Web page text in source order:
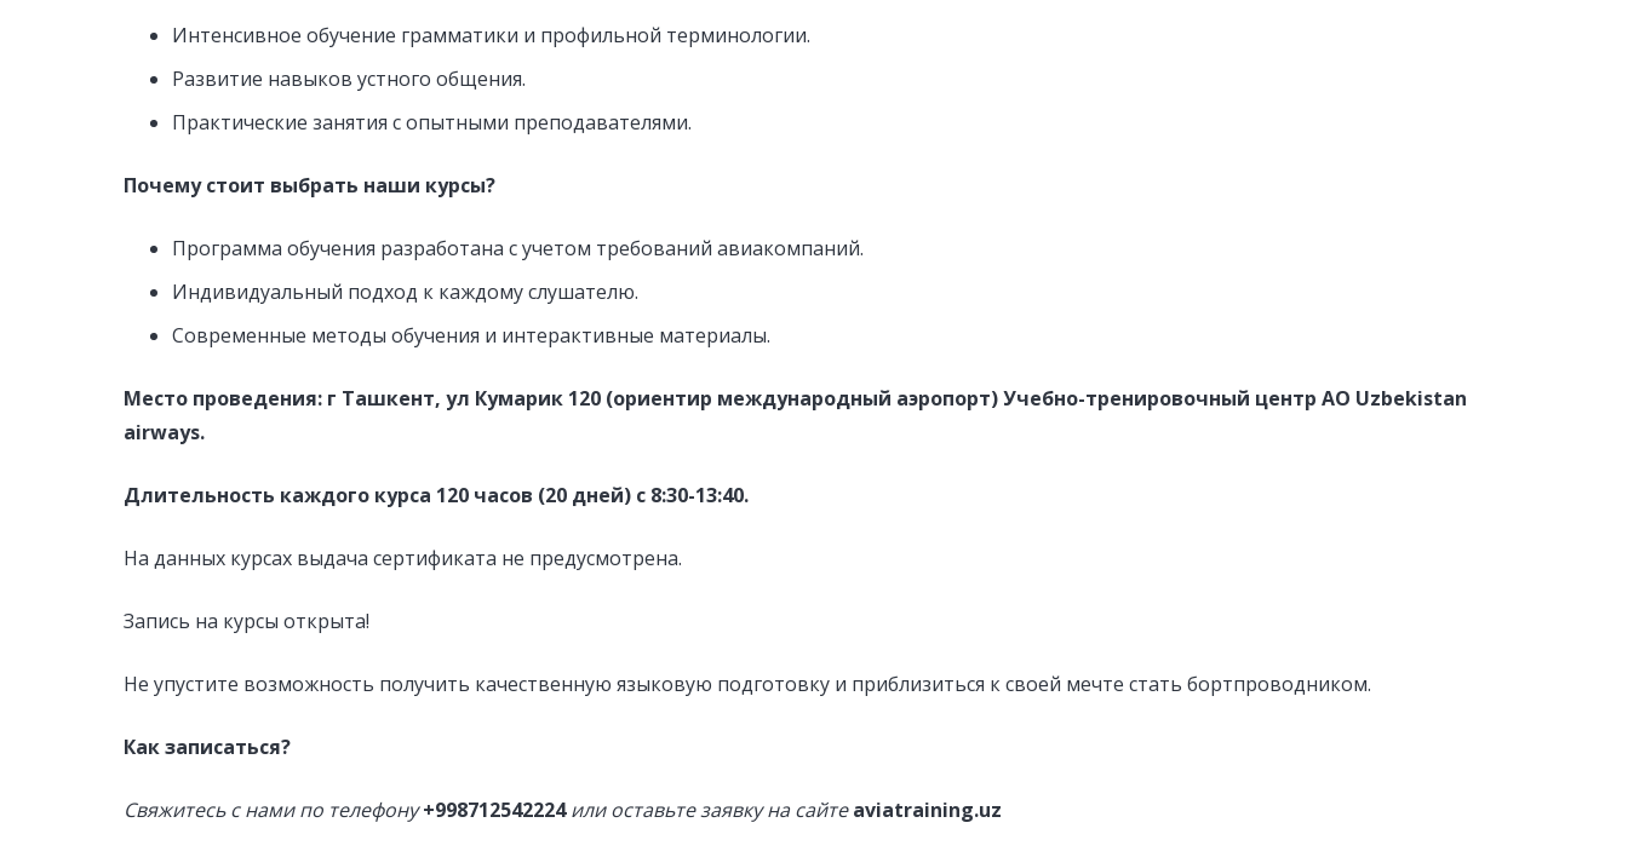
Интенсивное обучение грамматики и профильной терминологии.
Развитие навыков устного общения.
Практические занятия с опытными преподавателями.
Почему стоит выбрать наши курсы?
Программа обучения разработана с учетом требований авиакомпаний.
Индивидуальный подход к каждому слушателю.
Современные методы обучения и интерактивные материалы.
Место проведения: г Ташкент, ул Кумарик 120 (ориентир международный аэропорт) Учебно-тренировочный центр АО Uzbekistan
airways.
Длительность каждого курса 120 часов (20 дней) с 8:30-13:40.
На данных курсах выдача сертификата не предусмотрена.
Запись на курсы открыта!
Не упустите возможность получить качественную языковую подготовку и приблизиться к своей мечте стать бортпроводником.
Как записаться?
Свяжитесь с нами по телефону+998712542224или оставьте заявку на сайтеaviatraining.uz